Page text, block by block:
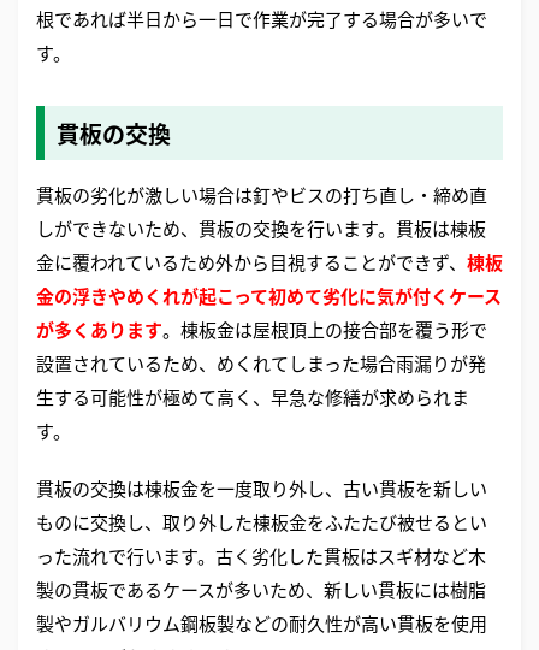
根であれば半日から一日で作業が完了する場合が多いで
す。
貫板の交換
貫板の劣化が激しい場合は釘やビスの打ち直し・締め直
しができないため、貫板の交換を行います。貫板は棟板
金に覆われているため外から目視することができず、 棟板
金の浮きやめくれが起こって初めて劣化に気が付くケース
が多くあります。棟板金は屋根頂上の接合部を覆う形で
設置されているため、めくれてしまった場合雨漏りが発
生する可能性が極めて高く、早急な修繕が求められま
す。
貫板の交換は棟板金を一度取り外し、古い貫板を新しい
ものに交換し、取り外した棟板金をふたたび被せるとい
った流れで行います。古く劣化した貫板はスギ材など木
製の貫板であるケースが多いため、新しい貫板には樹脂
製やガルバリウム鋼板製などの耐久性が高い貫板を使用